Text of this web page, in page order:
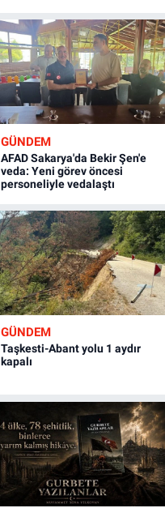
GÜNDEM
AFAD Sakarya'da Bekir Şen'e
veda: Yeni görev öncesi
personeliyle vedalaştı
GÜNDEM
Taşkesti-Abant yolu 1 aydır
kapalı